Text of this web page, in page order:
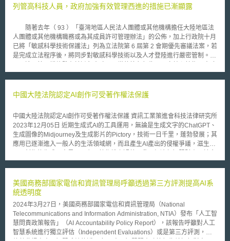
重，除了鼓勵創新研發之外，也紛紛制訂法規政策因應，包括美國食品藥物
Application, Guidance For Industry and Food and Drug Administration
Staff)，並於2015年2月修訂；歐盟2012年提出eHealth 行動計畫(eHealth
Action Plan 2012-2020)，並在2014年4月針對行動健康的管理規範議題開
放各類相關人士進行公共諮詢，後續在2015年1月公布諮詢結果。我國亦在
2015年4月公布醫用軟體分類參考指引，以提供產業開發產品、申請查驗登
括行動健康與行動醫療之區分標準、行動醫療應用程式與傳統醫療軟體之監
人資料保護、以及在研發過程中涉及的研究倫理等議題。
列管高科技人員，政府加強有效管理西進的措施已漸顯露
隨著去年（ 93 ）「臺灣地區人民法人團體或其他機構擔任大陸地區法
人團體或其他機構職務或為其成員許可管理辦法」的公佈，加上行政院十月
已將「敏感科學技術保護法」列為立法院第 6 屆第 2 會期優先審議法案，若
是完成立法程序後，將同步對敏感科學技術以及人才登陸進行嚴密管制。
外流等，但是截至目前為止，限制進出的高科技人才清單至今尚未公告；即
奔命，增加執行困難。政府發展高科技經濟理應建立「吸引留下」的環境，
廠商來台工作或投資之意願降低，更遑論台灣永續發展的可能。
中國大陸法院認定AI創作可受著作權法保護
中國大陸法院認定AI創作可受著作權法保護 資訊工業策進會科技法律研究所
2023年12月05日 近期生成式AI的工具運用，無論是生成文字的ChatGPT、
生成圖像的Midjourney及生成影片的Pictory，技術一日千里，蓬勃發展；其
應用已逐漸進入一般人的生活領域網，而且產生AI產出的侵權爭議，滋生運
(112)年6月以經授智字第11252800520號令 函指出--「AI利用人如係單純
容，該AI生成內容不受著作權法保護。」採取否定見解 。不過其前提係「單
純下指令，並未投入精神創作」，適於日前中國大陸北京互聯網法院於11月
27日以(2023)京0491號民初11279號民事判決 認為如可認定屬「非機械性
智力成果」，運用AI生成的圖片仍可受著作權保護。 壹、事件摘要 本案起
因於原告將其使用開放原始碼的Stable Diffusion以輸入提示詞的方式，生成
「春風送來了溫柔」之少女人像圖，並發布於網路平台。原告於事後發現，
被告將該圖原有的原告署名浮水印(平台所發予的用戶編號)截除，並使用於
美國商務部國家電信和資訊管理局呼籲透過第三方評測提高AI系
統透明度
2024年3月27日，美國商務部國家電信和資訊管理局（National
Telecommunications and Information Administration, NTIA）發布「人工智
慧問責政策報告」（AI Accountability Policy Report），該報告呼籲對人工
智慧系統進行獨立評估（Independent Evaluations）或是第三方評測，期